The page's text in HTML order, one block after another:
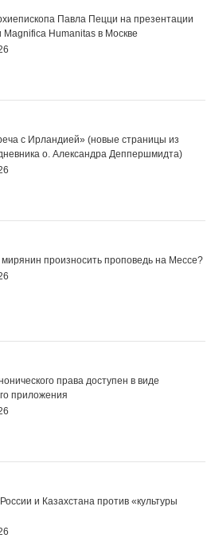
Павла Пецци на презентации
Magnifica Нumanitas в Москве
с Ирландией» (новые страницы из
о. Александра Деппершмидта)
произносить проповедь на Мессе?
права доступен в виде
приложения
и Казахстана против «культуры